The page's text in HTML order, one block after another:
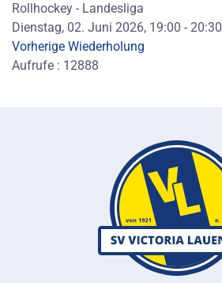
Rollhockey - Landesliga
Dienstag, 02. Juni 2026, 19:00 - 20:30
Vorherige Wiederholung
Aufrufe : 12888